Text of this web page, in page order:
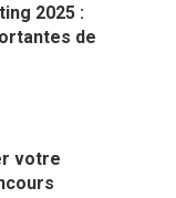
2025 :
de
votre